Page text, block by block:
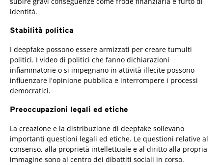
identità.
Stabilità politica
I deepfake possono essere armizzati per creare tumulti
politici. I video di politici che fanno dichiarazioni
infiammatorie o si impegnano in attività illecite possono
influenzare l'opinione pubblica e interrompere i processi
democratici.
Preoccupazioni legali ed etiche
La creazione e la distribuzione di deepfake sollevano
importanti questioni legali ed etiche. Le questioni relative al
consenso, alla proprietà intellettuale e al diritto alla propria
immagine sono al centro dei dibattiti sociali in corso.